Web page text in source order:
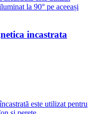
incastrata